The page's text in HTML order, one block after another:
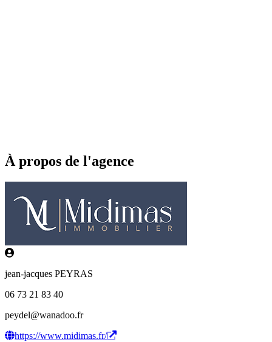
À propos de l'agence
jean-jacques PEYRAS
06 73 21 83 40
peydel@wanadoo.fr
https://www.midimas.fr/